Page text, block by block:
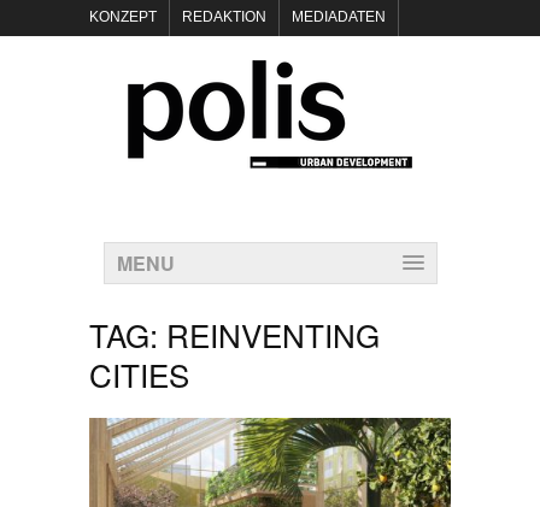
KONZEPT REDAKTION MEDIADATEN
POLIS KEYNOTES
KONTAKT DATENSCHUTZ IMPRESSUM
MENU
TAG: REINVENTING
CITIES